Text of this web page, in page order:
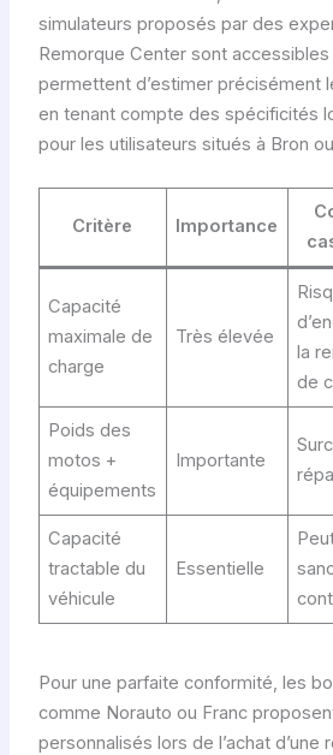
simulateurs proposés par des
Remorque Center sont accessibles
permettent d’estimer précisément
en tenant compte des spécificités
pour les utilisateurs situés à Bron
Critère Importance
Capacité
maximale de
charge
Très élevée
la
de
Poids des
motos +
équipements
Importante
Capacité
tractable du
véhicule
Essentielle
Pour une parfaite conformité, les
comme Norauto ou Franc
personnalisés lors de l’achat d’une